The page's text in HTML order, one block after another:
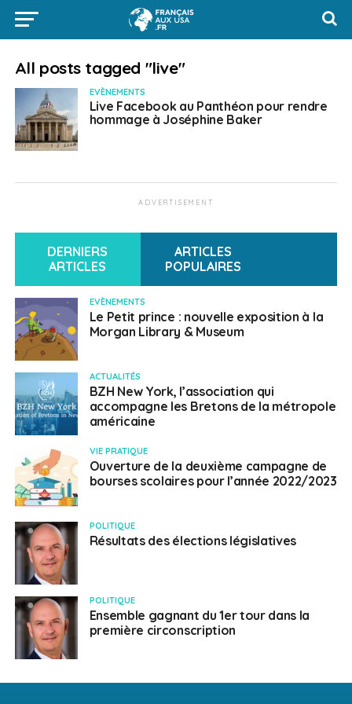
All posts tagged "live"
EVÈNEMENTS
Live Facebook au Panthéon pour rendre
hommage à Joséphine Baker
ADVERTISEMENT
DERNIERS
ARTICLES
ARTICLES
POPULAIRES
EVÈNEMENTS
Le Petit prince : nouvelle exposition à la
Morgan Library & Museum
ACTUALITÉS
BZH New York, l’association qui
accompagne les Bretons de la métropole
américaine
VIE PRATIQUE
Ouverture de la deuxième campagne de
bourses scolaires pour l’année 2022/2023
POLITIQUE
Résultats des élections législatives
POLITIQUE
Ensemble gagnant du 1er tour dans la
première circonscription